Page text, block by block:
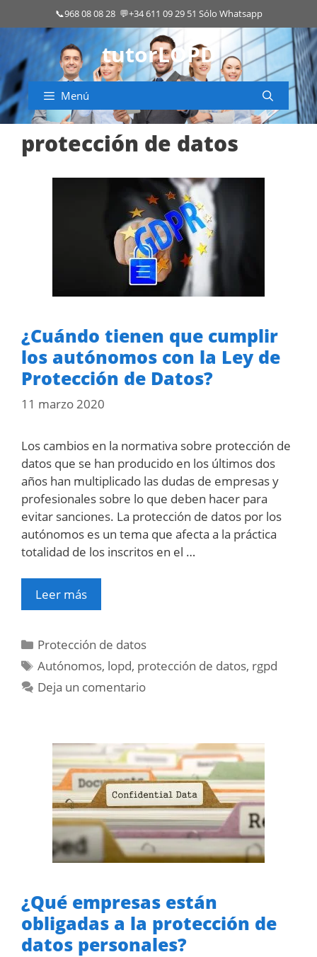
al
contenido
📞968 08 08 28💬+34 611 09 29 51 Sólo Whatsapp
tutorLOPD
Menú
protección de datos
¿Cuándo tienen que cumplir
los autónomos con la Ley de
Protección de Datos?
11 marzo 2020
Los cambios en la normativa sobre protección de
datos que se han producido en los últimos dos
años han multiplicado las dudas de empresas y
profesionales sobre lo que deben hacer para
evitar sanciones. La protección de datos por los
autónomos es un tema que afecta a la práctica
totalidad de los inscritos en el …
Leer más
Categorías
Protección de datos
Etiquetas
Autónomos, lopd, protección de datos, rgpd
Deja un comentario
¿Qué empresas están
obligadas a la protección de
datos personales?